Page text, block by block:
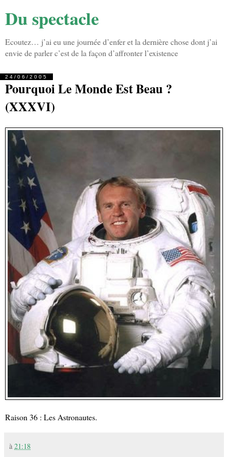
Du spectacle
Ecoutez… j’ai eu une journée d’enfer et la dernière chose dont j’ai
envie de parler c’est de la façon d’affronter l’existence
24/06/2005
Pourquoi Le Monde Est Beau ?
(XXXVI)
Raison 36 : Les Astronautes.
à 21:18